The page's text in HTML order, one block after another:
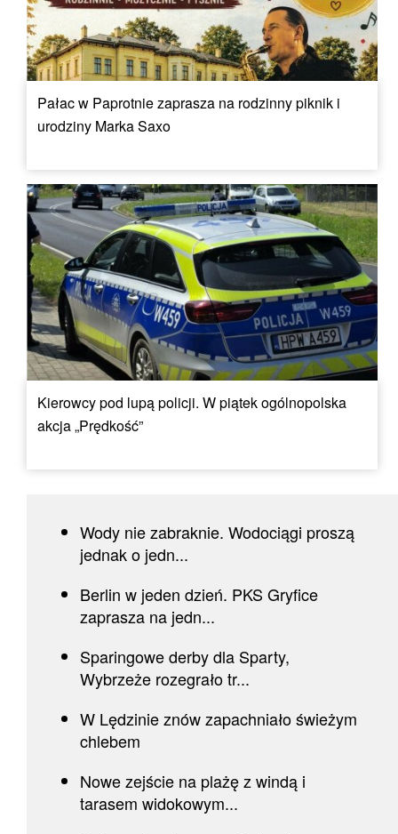
Pałac w Paprotnie zaprasza na rodzinny piknik i
urodziny Marka Saxo
Kierowcy pod lupą policji. W piątek ogólnopolska
akcja „Prędkość”
Wody nie zabraknie. Wodociągi proszą
jednak o jedn...
Berlin w jeden dzień. PKS Gryfice
zaprasza na jedn...
Sparingowe derby dla Sparty,
Wybrzeże rozegrało tr...
W Lędzinie znów zapachniało świeżym
chlebem
Nowe zejście na plażę z windą i
tarasem widokowym...